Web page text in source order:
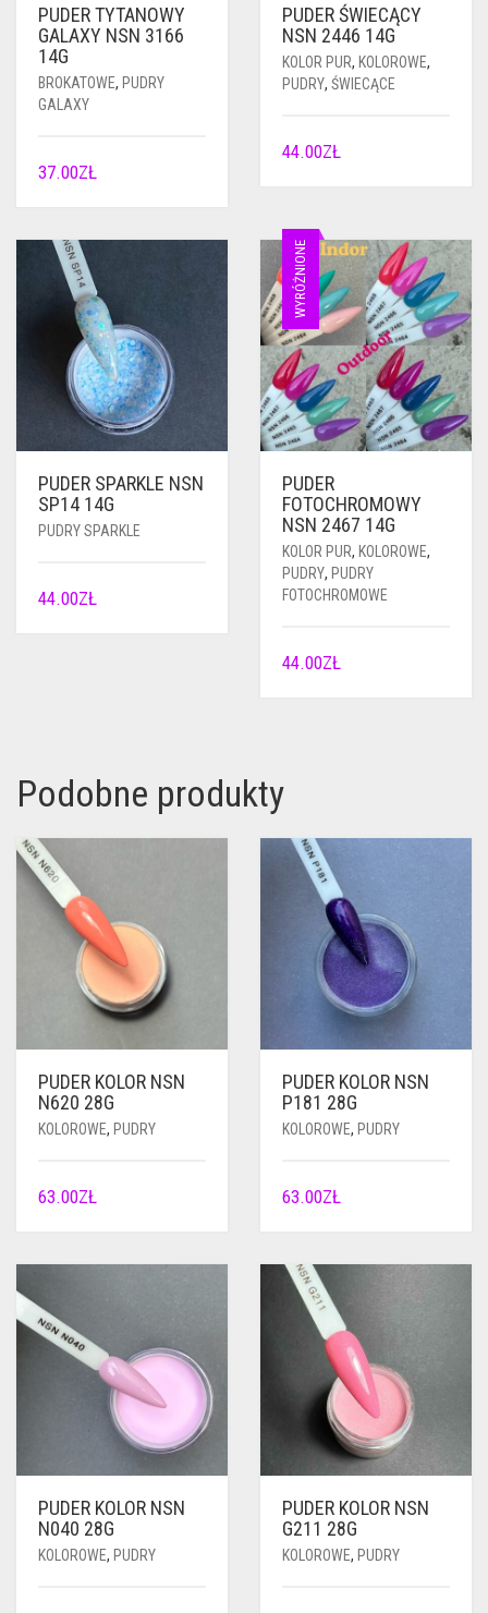
PUDER TYTANOWY
GALAXY NSN 3166
14G
BROKATOWE, PUDRY
GALAXY
37.00ZŁ
PUDER ŚWIECĄCY
NSN 2446 14G
KOLOR PUR, KOLOROWE,
PUDRY, ŚWIECĄCE
44.00ZŁ
PUDER SPARKLE NSN
SP14 14G
PUDRY SPARKLE
44.00ZŁ
WYRÓŻNIONE
PUDER
FOTOCHROMOWY
NSN 2467 14G
KOLOR PUR, KOLOROWE,
PUDRY, PUDRY
FOTOCHROMOWE
44.00ZŁ
Podobne produkty
PUDER KOLOR NSN
N620 28G
KOLOROWE, PUDRY
63.00ZŁ
PUDER KOLOR NSN
P181 28G
KOLOROWE, PUDRY
63.00ZŁ
PUDER KOLOR NSN
N040 28G
KOLOROWE, PUDRY
PUDER KOLOR NSN
G211 28G
KOLOROWE, PUDRY